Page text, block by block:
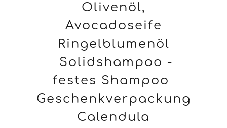
Olivenöl,
Avocadoseife
Ringelblumenöl
Solidshampoo -
festes Shampoo
Geschenkverpackung
Calendula